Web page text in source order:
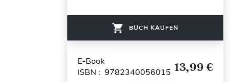
BUCH KAUFEN
E-Book
ISBN : 9782340056015 13,99 €